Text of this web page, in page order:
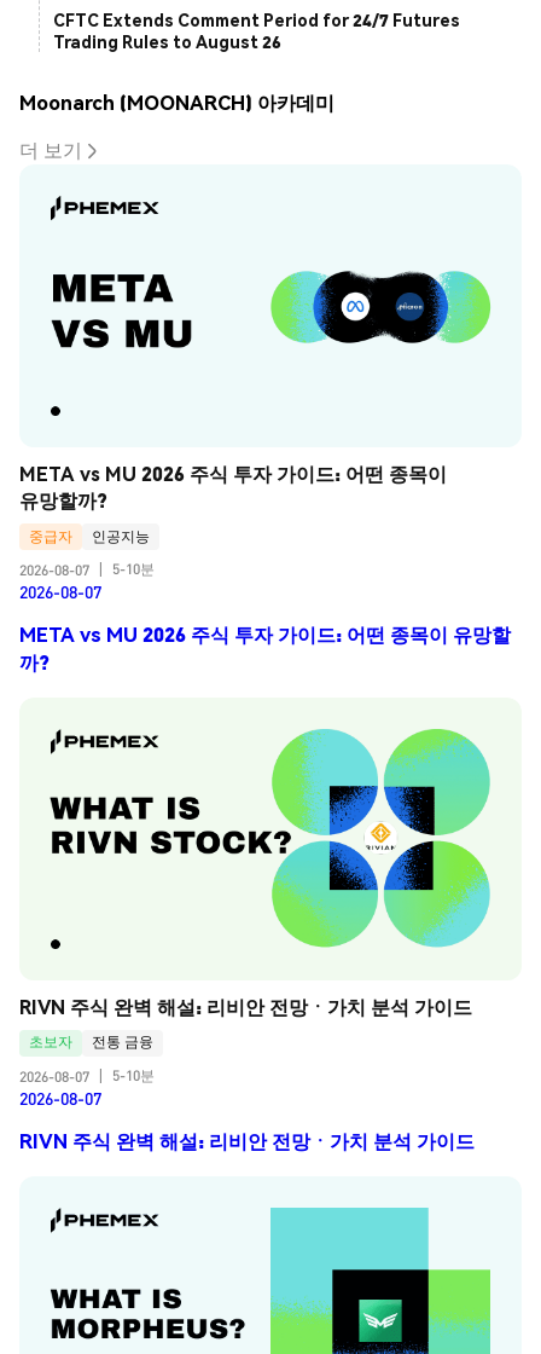
CFTC Extends Comment Period for 24/7 Futures
Trading Rules to August 26
Moonarch (MOONARCH) 아카데미
더 보기
META vs MU 2026 주식 투자 가이드: 어떤 종목이
유망할까?
중급자
인공지능
2026-08-07
5-10분
2026-08-07
META vs MU 2026 주식 투자 가이드: 어떤 종목이 유망할
까?
RIVN 주식 완벽 해설: 리비안 전망ㆍ가치 분석 가이드
초보자
전통 금융
2026-08-07
5-10분
2026-08-07
RIVN 주식 완벽 해설: 리비안 전망ㆍ가치 분석 가이드